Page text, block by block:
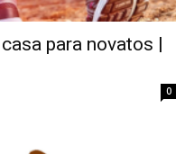
para novatos |
0